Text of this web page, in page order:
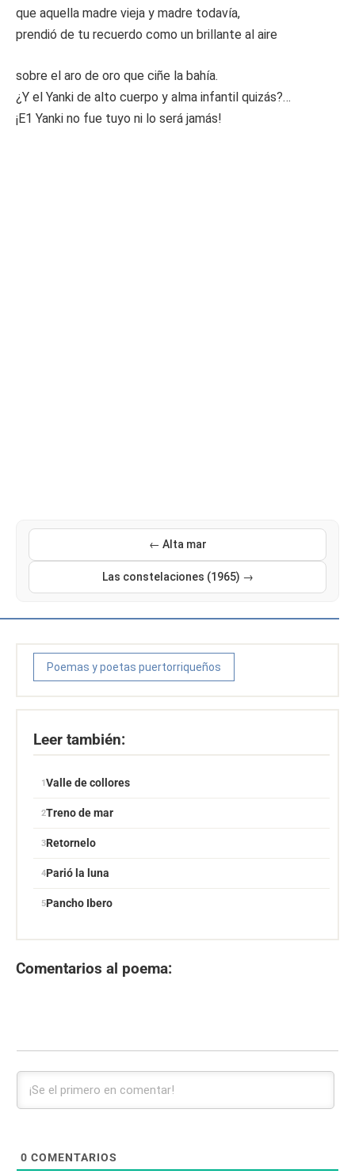
que aquella madre vieja y madre todavía,
prendió de tu recuerdo como un brillante al aire
sobre el aro de oro que ciñe la bahía.
¿Y el Yanki de alto cuerpo y alma infantil quizás?…
¡E1 Yanki no fue tuyo ni lo será jamás!
← Alta mar
Las constelaciones (1965) →
Poemas y poetas puertorriqueños
Leer también:
Valle de collores
Treno de mar
Retornelo
Parió la luna
Pancho Ibero
Comentarios al poema:
0 COMENTARIOS